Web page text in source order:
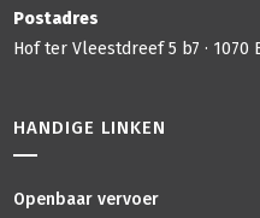
Postadres
Hof ter Vleestdreef 5 b7 · 1070
HANDIGE LINKEN
Openbaar vervoer